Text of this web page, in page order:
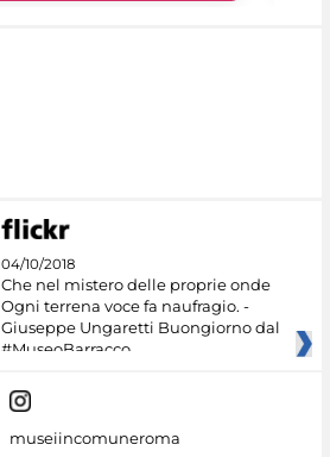
04/10/2018
Che nel mistero delle proprie onde
Ogni terrena voce fa naufragio. -
Giuseppe Ungaretti Buongiorno dal
#MuseoBarracco
museiincomuneroma